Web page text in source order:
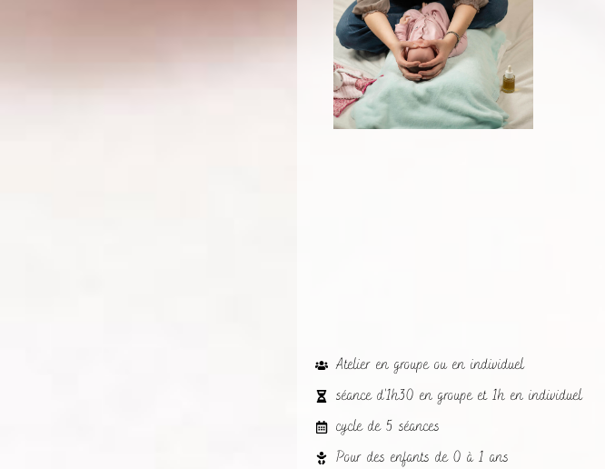
Atelier en groupe ou en individuel
séance d'1h30 en groupe et 1h en individuel
cycle de 5 séances
Pour des enfants de 0 à 1 ans